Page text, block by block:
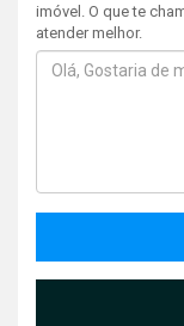
imóvel. O que te
atender melhor.